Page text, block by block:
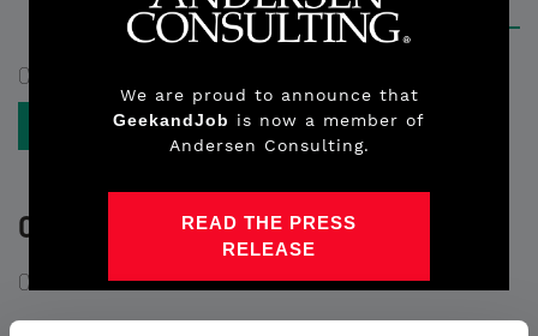
Condividi su
cURL
Cos'è cURL
We are proud to announce that
GeekandJob is now a member of
Andersen Consulting.
READ THE PRESS
RELEASE